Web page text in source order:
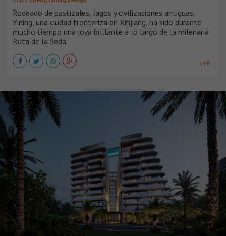
Rodeado de pastizales, lagos y civilizaciones antiguas,
Yining, una ciudad fronteriza en Xinjiang, ha sido durante
mucho tiempo una joya brillante a lo largo de la milenaria
Ruta de la Seda.
VER +